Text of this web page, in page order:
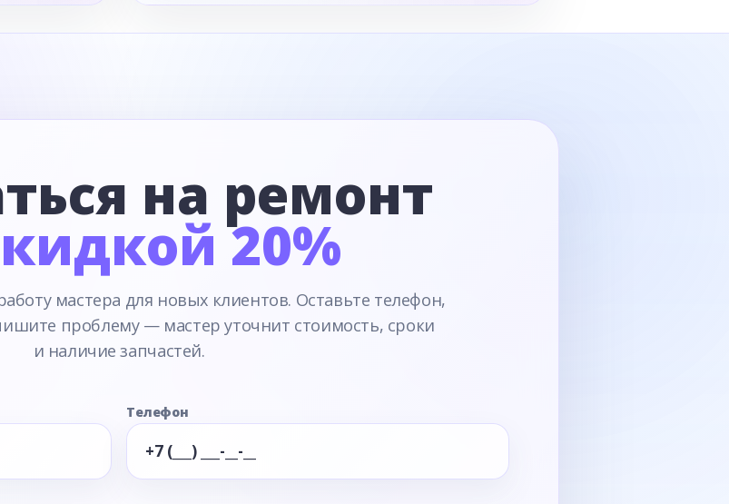
на ремонт
20%
мастера для новых клиентов. Оставьте телефон,
проблему — мастер уточнит стоимость, сроки
и наличие запчастей.
Телефон